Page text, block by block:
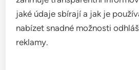
Ad fatigue a jeho dopad
Ad fatigue nastává, když